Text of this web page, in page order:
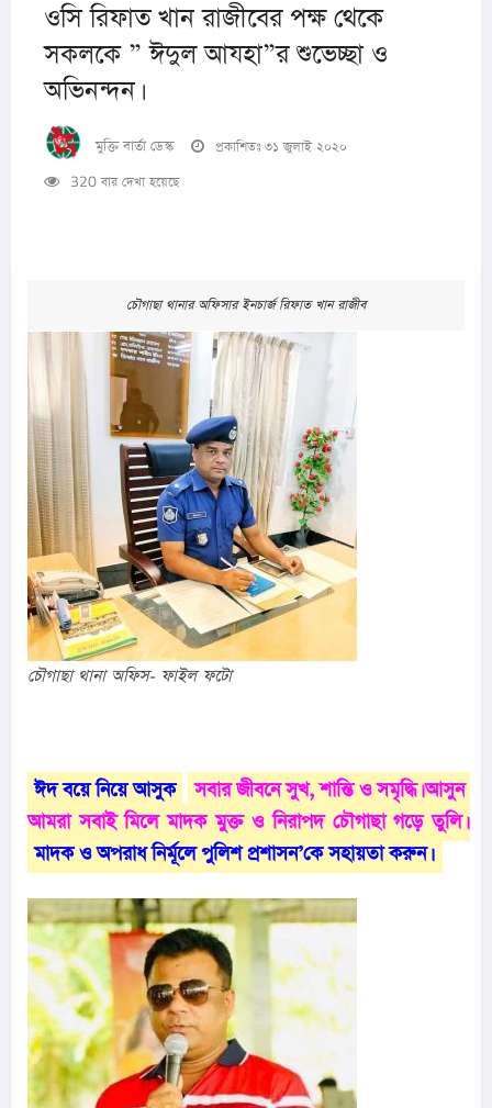
ওসি রিফাত খান রাজীবের পক্ষ থেকে
সকলকে ” ঈদুল আযহা”র শুভেচ্ছা ও
অভিনন্দন।
মুক্তি বার্তা ডেস্ক
প্রকাশিতঃ ৩১ জুলাই ২০২০
320 বার দেখা হয়েছে
চৌগাছা থানার অফিসার ইনচার্জ রিফাত খান রাজীব
চৌগাছা থানা অফিস- ফাইল ফটো
ঈদ বয়ে নিয়ে আসুক
সবার জীবনে সুখ, শান্তি ও সমৃদ্ধি। আসুন
আমরা সবাই মিলে মাদক মুক্ত ও নিরাপদ চৌগাছা গড়ে তুলি।
মাদক ও অপরাধ নির্মূলে পুলিশ প্রশাসন’কে সহায়তা করুন।